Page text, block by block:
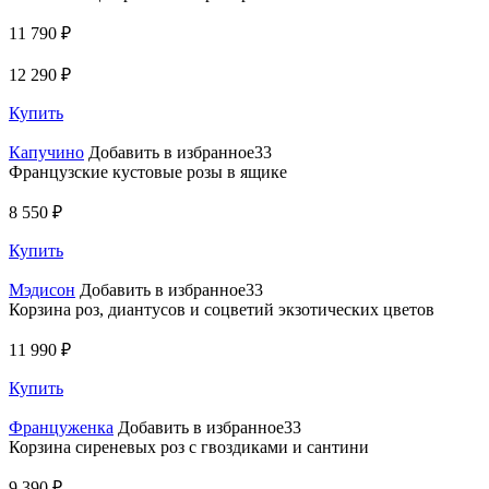
11 790 ₽
12 290 ₽
Купить
Капучино Добавить в избранное33
Французские кустовые розы в ящике
8 550 ₽
Купить
Мэдисон Добавить в избранное33
Корзина роз, диантусов и соцветий экзотических цветов
11 990 ₽
Купить
Француженка Добавить в избранное33
Корзина сиреневых роз с гвоздиками и сантини